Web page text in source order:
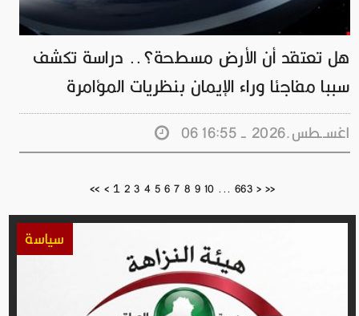
هل تعتقد أن الأرض مسطحة؟.. دراسة تكشف
سببا مفاجئا وراء الإيمان بنظريات المؤامرة
06 اغســطس.2026 - 16:55
<< < 1 2 3 4 5 6 7 8 9 10 ... 663 > >>
سياسة